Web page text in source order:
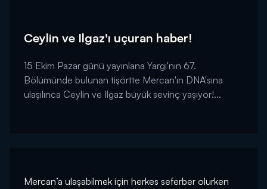
Ceylin ve Ilgaz'ı uçuran haber!
15 Ekim Pazar günü yayınlana Yargı'nın 67.
Bölümünde bulunan tişörtte Mercan'ın DNA'sına
ulaşılınca Ceylin ve Ilgaz büyük sevinç yaşıyor!...
Mercan’a ulaşabilmek için herkes seferber olurken